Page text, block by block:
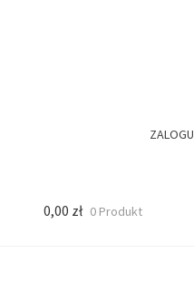
0,00 zł 0 Produkt